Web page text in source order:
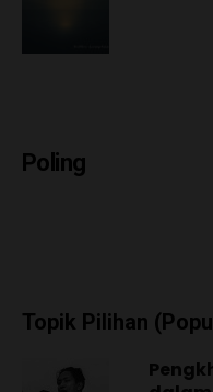
Poling
Topik Pilihan